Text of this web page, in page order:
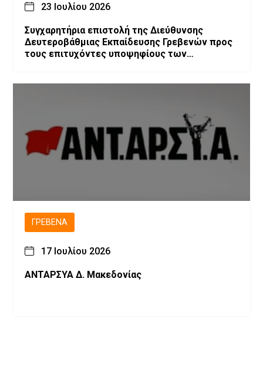
23 Ιουλίου 2026
Συγχαρητήρια επιστολή της Διεύθυνσης
Δευτεροβάθμιας Εκπαίδευσης Γρεβενών προς
τους επιτυχόντες υποψηφίους των
ΓΡΕΒΕΝΆ
17 Ιουλίου 2026
ΑΝΤΑΡΣΥΑ Δ. Μακεδονίας